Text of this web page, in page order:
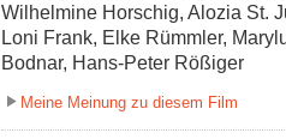
Wilhelmine Horschig, Alozia St.
Loni Frank, Elke Rümmler,
Bodnar, Hans-Peter Rößiger
Meine Meinung zu diesem Film